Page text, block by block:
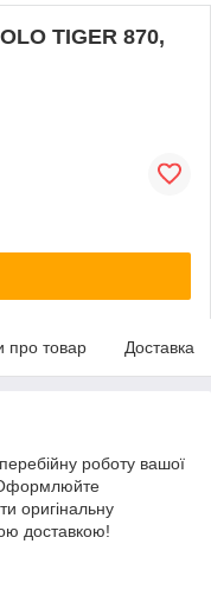
TIGER 870,
про товар Доставка
роботу вашої
Оформлюйте
оригінальну
доставкою!